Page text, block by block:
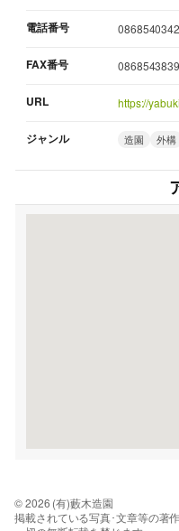
電話番号 0868540342
FAX番号 0868543839
URL https://
ジャンル 造園 外構
© 2026 (有)藪木造園
掲載されている写真･文章等の著